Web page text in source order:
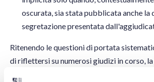
oscurata, sia stata pubblicata anche la
segretazione presentata
Ritenendo le questioni di portata
di riflettersi su numerosi giudizi in corso, la
disposto il deferimento all'Adunanza